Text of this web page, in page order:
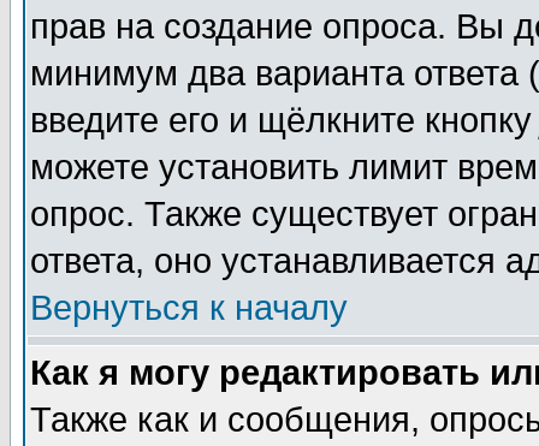
прав на создание опроса. Вы
минимум два варианта ответа
введите его и щёлкните
можете установить лимит
опрос. Также существует
ответа, оно устанавливается
Вернуться к началу
Как я могу редактировать
Также как и сообщения,